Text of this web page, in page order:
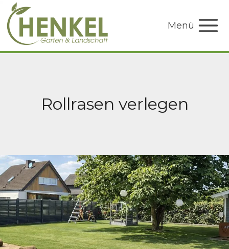
Zum
Inhalt
springen
Menü
Rollrasen verlegen